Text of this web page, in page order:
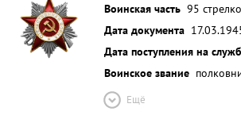
Воинская часть 95
Дата документа
Дата поступления на
Воинское звание
Ещё